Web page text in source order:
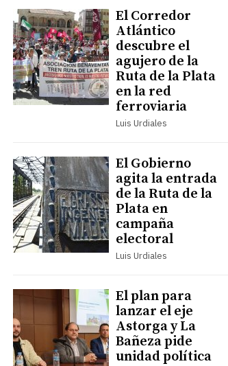
El Corredor
Atlántico
descubre el
agujero de la
Ruta de la Plata
en la red
ferroviaria
Luis Urdiales
El Gobierno
agita la entrada
de la Ruta de la
Plata en
campaña
electoral
Luis Urdiales
El plan para
lanzar el eje
Astorga y La
Bañeza pide
unidad política